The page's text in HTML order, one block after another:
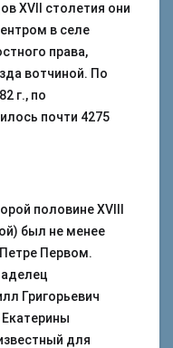
XVII столетия они
в селе
права,
вотчиной. По
г., по
почти 4275
половине XVIII
был не менее
Первом.
Григорьевич
для